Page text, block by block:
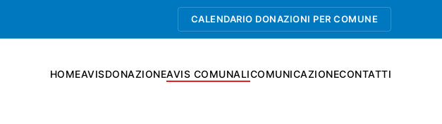
CALENDARIO DONAZIONI PER COMUNE
HOMEAVISDONAZIONEAVIS COMUNALICOMUNICAZIONECONTATTI